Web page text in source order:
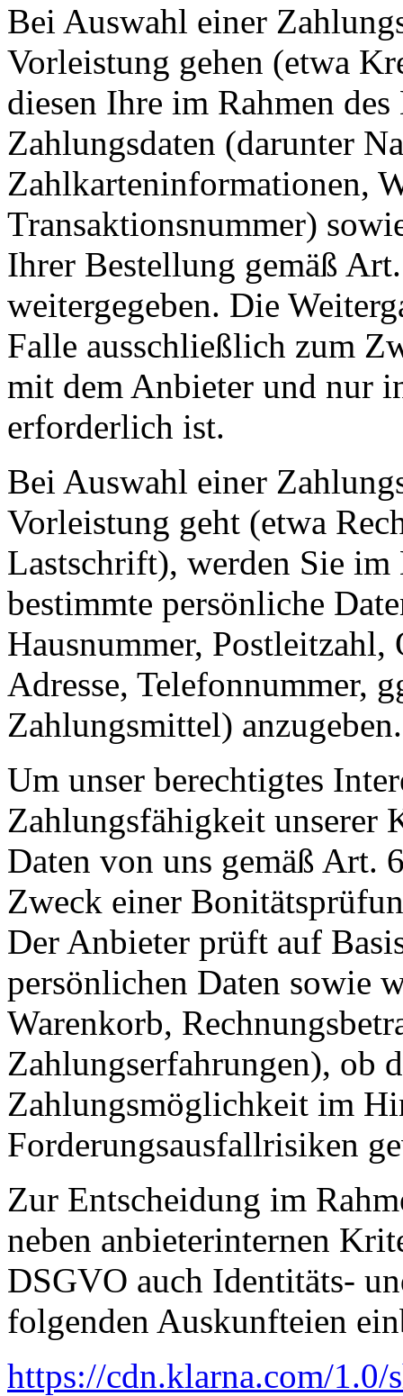
Bei Auswahl einer
Vorleistung gehen (etwa
diesen Ihre im Rahmen
Zahlungsdaten (darunter
Zahlkarteninformationen,
Transaktionsnummer)
Ihrer Bestellung gemäß
weitergegeben. Die
Falle ausschließlich zum
mit dem Anbieter und nur
erforderlich ist.
Bei Auswahl einer
Vorleistung geht (etwa
Lastschrift), werden Sie
bestimmte persönliche
Hausnummer,
Adresse, Telefonnummer,
Zahlungsmittel) anzugeben.
Um unser berechtigtes
Zahlungsfähigkeit unserer
Daten von uns gemäß Art.
Zweck einer
Der Anbieter prüft auf
persönlichen Daten sowie
Warenkorb,
Zahlungserfahrungen), ob
Zahlungsmöglichkeit im
Forderungsausfallrisiken
Zur Entscheidung im
neben anbieterinternen
DSGVO auch Identitäts-
folgenden Auskunfteien
https://cdn.klarna.com/1.0/